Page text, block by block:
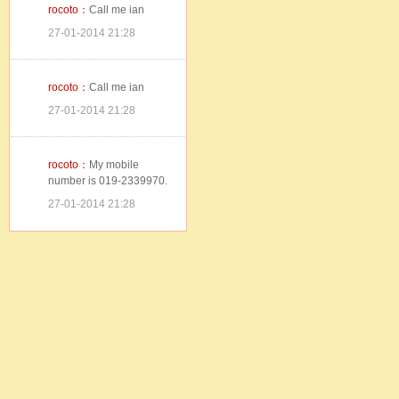
rocoto： Call me ian
27-01-2014 21:28
rocoto： Call me ian
27-01-2014 21:28
rocoto： My mobile
number is 019-2339970.
27-01-2014 21:28